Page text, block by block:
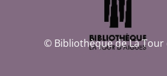
© Bibliothèque de La Tour